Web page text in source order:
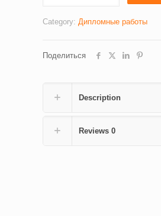
в
мировой
6062)
Category: Дипломные работы
Поделиться
Description
Reviews 0